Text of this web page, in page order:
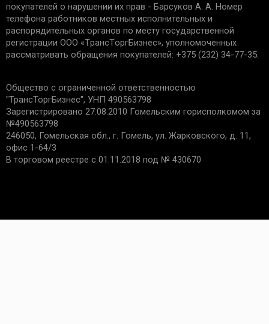
Минск - 5 рублей
Гомель - 6 рублей
Могилев - 6 рублей
Светлогорск - 6 рублей
Речица - 6 рублей
Самовывоз
Забрать покупку в пункте самовывоза можно с
покупателей о нарушении их прав - Барсуков А. А. Номер
телефона работников местных исполнительных и
распорядительных органов по месту государственной
регистрации ООО «TрaнcТopгБизнec», уполномоченных
рассматривать обращения покупателей: +375 (232) 34-77-35.
Общество с ограниченной ответственностью
"ТрансТоргБизнес", УНП 490563798
Зарегистрировано 27.08.2010 Гомельским горисполкомом за
№490563798
246050, Гомельская обл., г. Гомель, ул. Жарковского, д. 11,
офис 1-64/3
В торговом реестре с 01.11.2018 под № 430670